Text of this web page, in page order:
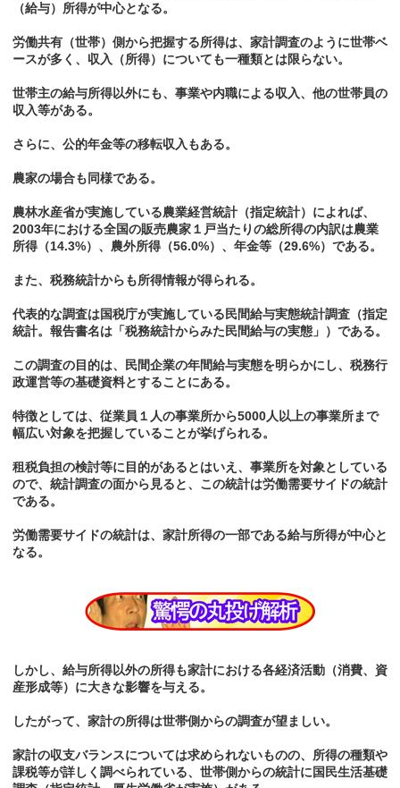
（給与）所得が中心となる。
労働共有（世帯）側から把握する所得は、家計調査のように世帯ベ
ースが多く、収入（所得）についても一種類とは限らない。
世帯主の給与所得以外にも、事業や内職による収入、他の世帯員の
収入等がある。
さらに、公的年金等の移転収入もある。
農家の場合も同様である。
農林水産省が実施している農業経営統計（指定統計）によれば、
2003年における全国の販売農家１戸当たりの総所得の内訳は農業
所得（14.3%）、農外所得（56.0%）、年金等（29.6%）である。
また、税務統計からも所得情報が得られる。
代表的な調査は国税庁が実施している民間給与実態統計調査（指定
統計。報告書名は「税務統計からみた民間給与の実態」）である。
この調査の目的は、民間企業の年間給与実態を明らかにし、税務行
政運営等の基礎資料とすることにある。
特徴としては、従業員１人の事業所から5000人以上の事業所まで
幅広い対象を把握していることが挙げられる。
租税負担の検討等に目的があるとはいえ、事業所を対象としている
ので、統計調査の面から見ると、この統計は労働需要サイドの統計
である。
労働需要サイドの統計は、家計所得の一部である給与所得が中心と
なる。
しかし、給与所得以外の所得も家計における各経済活動（消費、資
産形成等）に大きな影響を与える。
したがって、家計の所得は世帯側からの調査が望ましい。
家計の収支バランスについては求められないものの、所得の種類や
課税等が詳しく調べられている、世帯側からの統計に国民生活基礎